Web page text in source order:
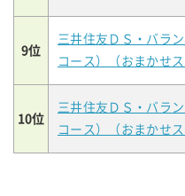
9位
三井住友ＤＳ・バラ
コース）（おまかせス
10位
三井住友ＤＳ・バラ
コース）（おまかせス